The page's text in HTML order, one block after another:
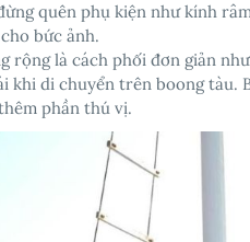
quên phụ kiện như kính
bức ảnh.
là cách phối đơn giản
di chuyển trên boong tàu.
phần thú vị.